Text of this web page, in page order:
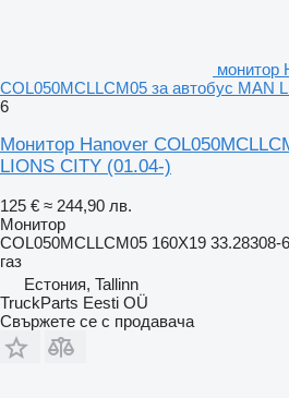
монитор
COL050MCLLCM05 за автобус MAN
6
Монитор Hanover
LIONS CITY (01.04-)
125 € ≈ 244,90 лв.
Монитор
COL050MCLLCM05 160X19 33.28308-
газ
Естония, Tallinn
TruckParts Eesti OÜ
Свържете се с продавача